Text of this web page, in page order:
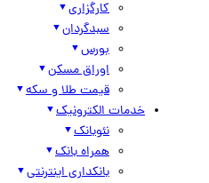
کارگزاری
سبدگردان
بورس
اوراق مسکن
قیمت طلا و سکه
خدمات الکترونیک
نئوبانک
همراه بانک
بانکداری اینترنتی